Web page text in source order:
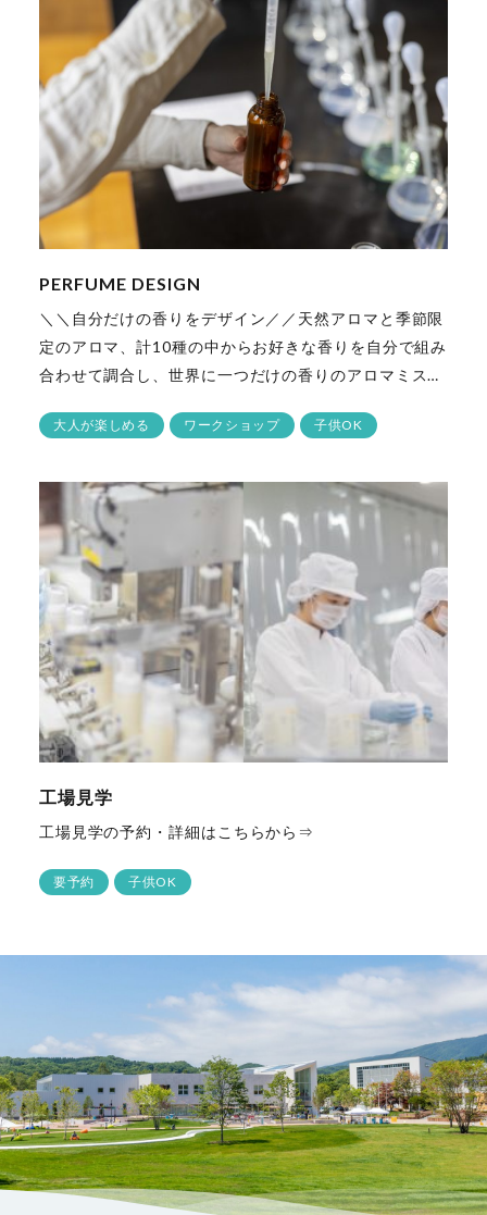
PERFUME DESIGN
＼＼自分だけの香りをデザイン／／天然アロマと季節限
定のアロマ、計10種の中からお好きな香りを自分で組み
合わせて調合し、世界に一つだけの香りのアロマミス…
大人が楽しめる ワークショップ 子供OK
工場見学
工場見学の予約・詳細はこちらから⇒
要予約 子供OK